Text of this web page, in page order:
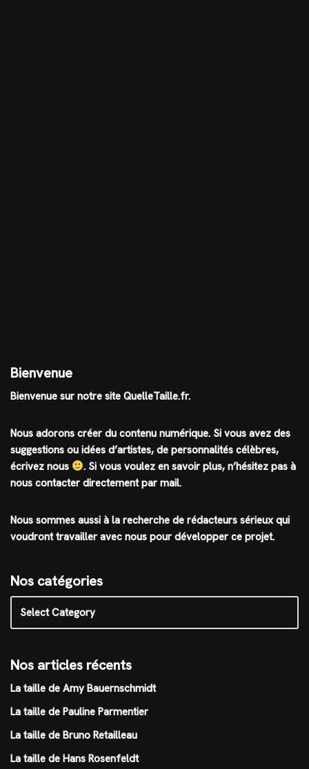
Bienvenue
Bienvenue sur notre site QuelleTaille.fr.
Nous adorons créer du contenu numérique. Si vous avez des
suggestions ou idées d’artistes, de personnalités célèbres,
écrivez nous
. Si vous voulez en savoir plus, n’hésitez pas à
nous contacter directement par mail.
Nous sommes aussi à la recherche de rédacteurs sérieux qui
voudront travailler avec nous pour développer ce projet.
Nos catégories
Nos articles récents
La taille de Amy Bauernschmidt
La taille de Pauline Parmentier
La taille de Bruno Retailleau
La taille de Hans Rosenfeldt